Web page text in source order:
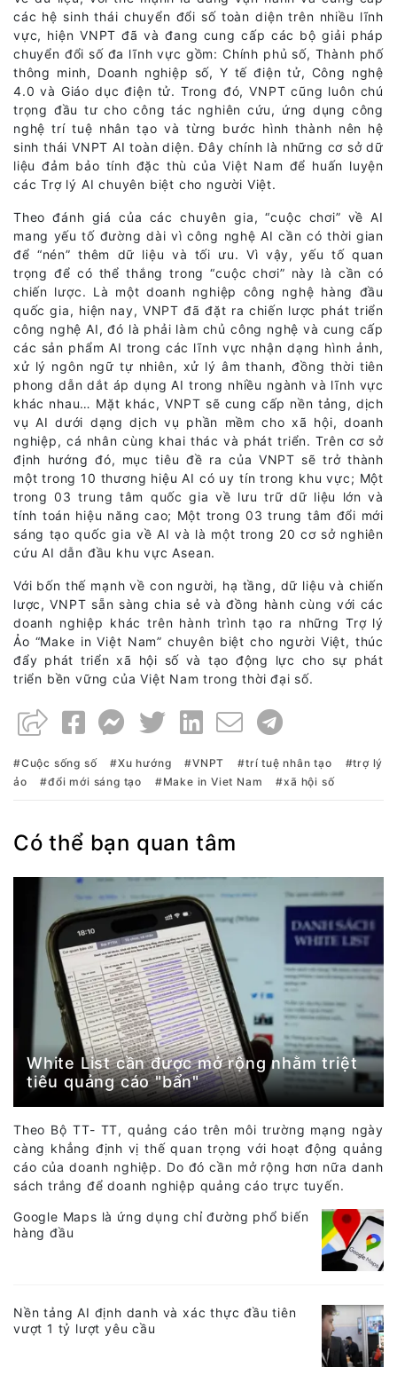
các hệ sinh thái chuyển đổi số toàn diện trên nhiều lĩnh
vực, hiện VNPT đã và đang cung cấp các bộ giải pháp
chuyển đổi số đa lĩnh vực gồm: Chính phủ số, Thành phố
thông minh, Doanh nghiệp số, Y tế điện tử, Công nghệ
4.0 và Giáo dục điện tử. Trong đó, VNPT cũng luôn chú
trọng đầu tư cho công tác nghiên cứu, ứng dụng công
nghệ trí tuệ nhân tạo và từng bước hình thành nên hệ
sinh thái VNPT AI toàn diện. Đây chính là những cơ sở dữ
liệu đảm bảo tính đặc thù của Việt Nam để huấn luyện
các Trợ lý AI chuyên biệt cho người Việt.
Theo đánh giá của các chuyên gia, “cuộc chơi” về AI
mang yếu tố đường dài vì công nghệ AI cần có thời gian
để “nén” thêm dữ liệu và tối ưu. Vì vậy, yếu tố quan
trọng để có thể thắng trong “cuộc chơi” này là cần có
chiến lược. Là một doanh nghiệp công nghệ hàng đầu
quốc gia, hiện nay, VNPT đã đặt ra chiến lược phát triển
công nghệ AI, đó là phải làm chủ công nghệ và cung cấp
các sản phẩm AI trong các lĩnh vực nhận dạng hình ảnh,
xử lý ngôn ngữ tự nhiên, xử lý âm thanh, đồng thời tiên
phong dẫn dắt áp dụng AI trong nhiều ngành và lĩnh vực
khác nhau… Mặt khác, VNPT sẽ cung cấp nền tảng, dịch
vụ AI dưới dạng dịch vụ phần mềm cho xã hội, doanh
nghiệp, cá nhân cùng khai thác và phát triển. Trên cơ sở
định hướng đó, mục tiêu đề ra của VNPT sẽ trở thành
một trong 10 thương hiệu AI có uy tín trong khu vực; Một
trong 03 trung tâm quốc gia về lưu trữ dữ liệu lớn và
tính toán hiệu năng cao; Một trong 03 trung tâm đổi mới
sáng tạo quốc gia về AI và là một trong 20 cơ sở nghiên
cứu AI dẫn đầu khu vực Asean.
Với bốn thế mạnh về con người, hạ tầng, dữ liệu và chiến
lược, VNPT sẵn sàng chia sẻ và đồng hành cùng với các
doanh nghiệp khác trên hành trình tạo ra những Trợ lý
Ảo “Make in Việt Nam” chuyên biệt cho người Việt, thúc
đẩy phát triển xã hội số và tạo động lực cho sự phát
triển bền vững của Việt Nam trong thời đại số.
Cuộc sống số Xu hướng VNPT trí tuệ nhân tạo
trợ lý
ảo
đổi mới sáng tạo Make in Viet Nam xã hội số
Có thể bạn quan tâm
White List cần được mở rộng nhằm triệt
tiêu quảng cáo "bẩn"
Theo Bộ TT- TT, quảng cáo trên môi trường mạng ngày
càng khẳng định vị thế quan trọng với hoạt động quảng
cáo của doanh nghiệp. Do đó cần mở rộng hơn nữa danh
sách trắng để doanh nghiệp quảng cáo trực tuyến.
Google Maps là ứng dụng chỉ đường phổ biến
hàng đầu
Nền tảng AI định danh và xác thực đầu tiên
vượt 1 tỷ lượt yêu cầu